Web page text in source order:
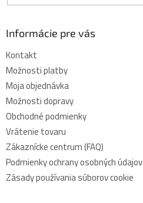
Informácie pre vás
Kontakt
Možnosti platby
Moja objednávka
Možnosti dopravy
Obchodné podmienky
Vrátenie tovaru
Zákaznícke centrum (FAQ)
Podmienky ochrany osobných údajov
Zásady používania súborov cookie